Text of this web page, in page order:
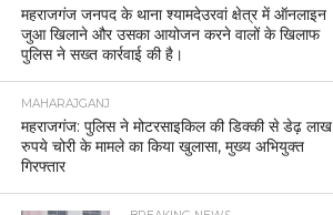
महराजगंज जनपद के थाना श्यामदेउरवां क्षेत्र में ऑनलाइन
जुआ खिलाने और उसका आयोजन करने वालों के खिलाफ
पुलिस ने सख्त कार्रवाई की है।
MAHARAJGANJ
महराजगंज: पुलिस ने मोटरसाइकिल की डिक्की से डेढ़ लाख
रुपये चोरी के मामले का किया खुलासा, मुख्य अभियुक्त
गिरफ्तार